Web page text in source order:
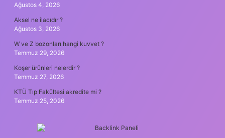
Ağustos 4, 2026
Aksel ne ilacıdır ?
Ağustos 3, 2026
W ve Z bozonları hangi kuvvet ?
Temmuz 29, 2026
Koşer ürünleri nelerdir ?
Temmuz 27, 2026
KTÜ Tıp Fakültesi akredite mi ?
Temmuz 25, 2026